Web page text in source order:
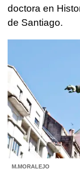
doctora en
de Santiago.
M.MORALEJO